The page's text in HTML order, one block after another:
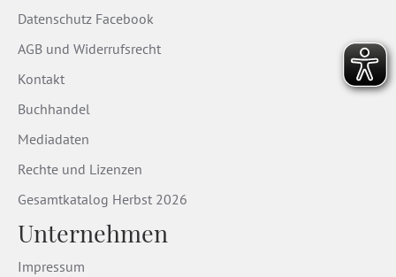
Datenschutz Facebook
AGB und Widerrufsrecht
Kontakt
Buchhandel
Mediadaten
Rechte und Lizenzen
Gesamtkatalog Herbst 2026
Unternehmen
Impressum